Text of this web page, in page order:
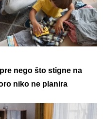
nego što stigne na
niko ne planira